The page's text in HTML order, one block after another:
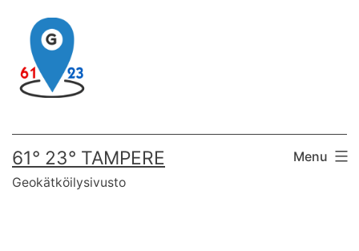
content
61° 23° TAMPERE
Geokätköilysivusto
Menu